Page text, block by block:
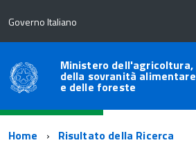
Governo Italiano
Ministero dell'agricoltura,
della sovranità alimentare
e delle foreste
Percorso
Home Risultato della Ricerca